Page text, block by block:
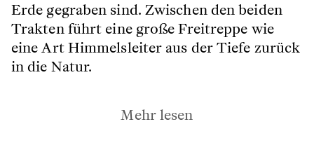
Erde gegraben sind. Zwischen den beiden
Trakten führt eine große Freitreppe wie
eine Art Himmelsleiter aus der Tiefe zurück
in die Natur.
Mehr lesen